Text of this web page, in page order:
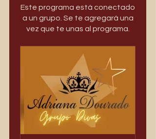
Este programa está conectado
a un grupo. Se te agregará una
vez que te unas al programa.